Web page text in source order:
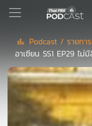
Podcast
Podcast / รายกา
อาเซียน SS1 EP29 ไม่